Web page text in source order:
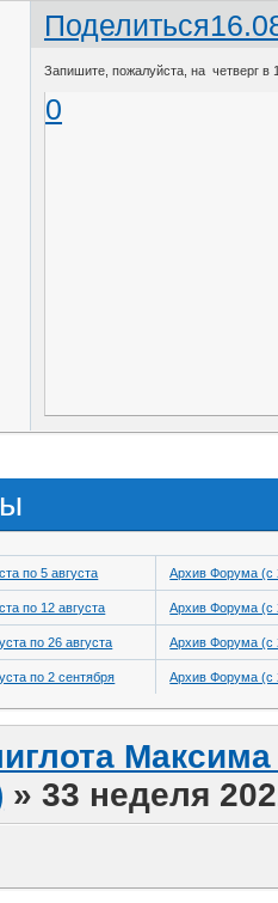
Поделиться
Запишите, пожалуйста, на четверг в
0
по 5 августа Архив Форума (с
по 12 августа Архив Форума (с
по 26 августа Архив Форума (с
по 2 сентября Архив Форума (с
»33 неделя